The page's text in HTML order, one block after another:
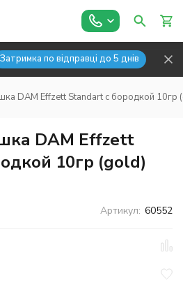
Затримка по відправці до 5 днів
DAM Effzett Standart с бородкой 10гр
DAM Effzett
10гр (gold)
Артикул: 60552